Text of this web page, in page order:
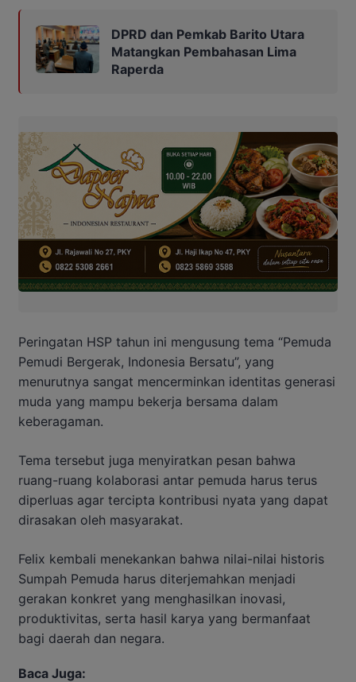
DPRD dan Pemkab Barito Utara
Matangkan Pembahasan Lima
Raperda
Peringatan HSP tahun ini mengusung tema “Pemuda
Pemudi Bergerak, Indonesia Bersatu”, yang
menurutnya sangat mencerminkan identitas generasi
muda yang mampu bekerja bersama dalam
keberagaman.
Tema tersebut juga menyiratkan pesan bahwa
ruang-ruang kolaborasi antar pemuda harus terus
diperluas agar tercipta kontribusi nyata yang dapat
dirasakan oleh masyarakat.
Felix kembali menekankan bahwa nilai-nilai historis
Sumpah Pemuda harus diterjemahkan menjadi
gerakan konkret yang menghasilkan inovasi,
produktivitas, serta hasil karya yang bermanfaat
bagi daerah dan negara.
Baca Juga: